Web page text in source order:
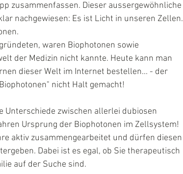
zusammenfassen. Dieser aussergewöhnliche
nachgewiesen: Es ist Licht in unseren Zellen.
waren Biophotonen sowie
der Medizin nicht kannte. Heute kann man
dieser Welt im Internet bestellen... - der
nicht Halt gemacht!
Unterschiede zwischen allerlei dubiosen
Ursprung der Biophotonen im Zellsystem!
aktiv zusammengearbeitet und dürfen diesen
Dabei ist es egal, ob Sie therapeutisch
auf der Suche sind.